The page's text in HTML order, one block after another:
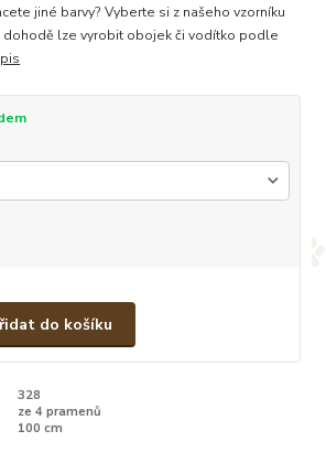
jiné barvy? Vyberte si z našeho vzorníku
dohodě lze vyrobit obojek či vodítko podle
do košíku
328
ze 4 pramenů
100 cm